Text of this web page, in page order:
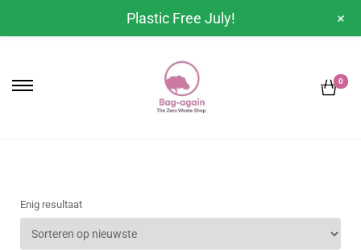
0
Enig resultaat
Plastic Free July! +